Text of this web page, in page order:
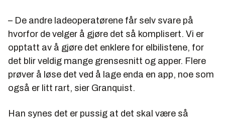
– De andre ladeoperatørene får selv svare på
hvorfor de velger å gjøre det så komplisert. Vi er
opptatt av å gjøre det enklere for elbilistene, for
det blir veldig mange grensesnitt og apper. Flere
prøver å løse det ved å lage enda en app, noe som
også er litt rart, sier Granquist.
Han synes det er pussig at det skal være så